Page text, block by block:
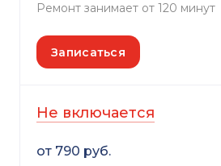
Ремонт занимает от 120 минут
Записаться
Не включается
от 790 руб.